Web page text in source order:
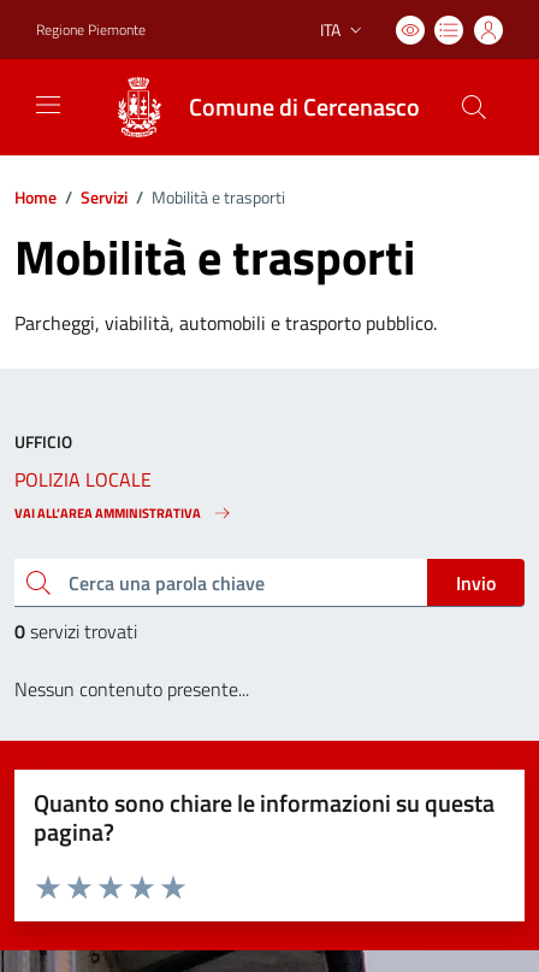
Regione Piemonte Lingua attiva:
ITA
Comune di Cercenasco
Home / Servizi / Mobilità e trasporti
Mobilità e trasporti
Parcheggi, viabilità, automobili e trasporto pubblico.
Cerca una parola chiave
Invio
0servizi trovati
Nessun contenuto presente...
UFFICIO
POLIZIA LOCALE
VAI ALL’AREA AMMINISTRATIVA
Quanto sono chiare le informazioni su questa
pagina?
Valuta da 1 a 5 stelle la pagina
Valuta 5 stelle su 5
Valuta 4 stelle su 5
Valuta 3 stelle su 5
Valuta 2 stelle su 5
Valuta 1 stelle su 5